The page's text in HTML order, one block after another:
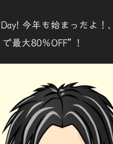
今年も始まったよ！、
最大80％OFF”!